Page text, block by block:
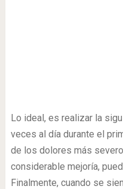
Lo ideal, es realizar la
veces al día durante el
de los dolores más
considerable mejoría,
Finalmente, cuando se